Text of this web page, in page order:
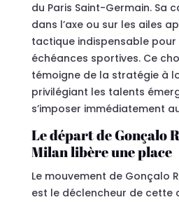
du Paris Saint-Germain. Sa
dans l’axe ou sur les ailes
tactique indispensable
échéances sportives. Ce
témoigne de la stratégie à
privilégiant les talents
s’imposer immédiatement
Le départ de Gonçalo
Milan libère une place
Le mouvement de Gonçalo
est le déclencheur de cette